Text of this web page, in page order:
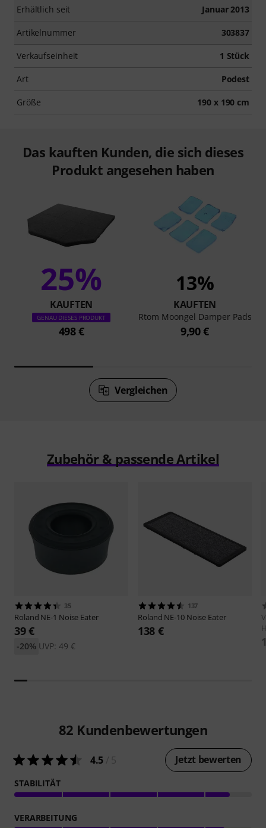
Erhältlich seit Januar 2013
Artikelnummer 303837
Verkaufseinheit 1 Stück
Art Podest
Größe 190 x 190 cm
Das kauften Kunden, die sich dieses
Produkt angesehen haben
25%
KAUFTEN
GENAU DIESES PRODUKT
498 €
13%
KAUFTEN
Rtom Moongel Damper Pads
9,90 €
Vergleichen
Zubehör & passende Artikel
35
Roland NE-1 Noise Eater
39 €
UVP: 49 €
-20%
137
Roland NE-10 Noise Eater
138 €
82 Kundenbewertungen
4.5 Jetzt bewerten
STABILITÄT
VERARBEITUNG